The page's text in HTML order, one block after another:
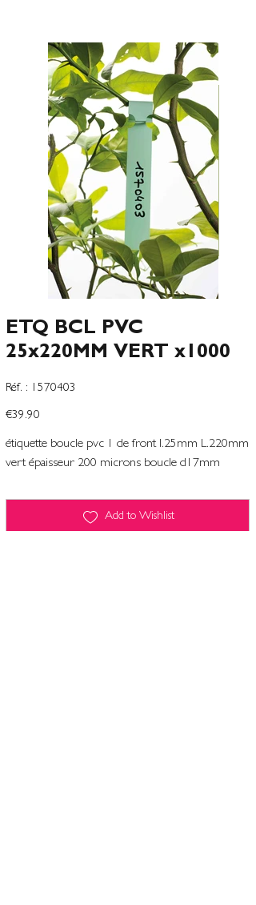
ETQ BCL PVC
25x220MM VERT x1000
Réf. :
SKU
1570403
1570403
Price
€39.90
étiquette boucle pvc 1 de front l.25mm L.220mm
vert épaisseur 200 microns boucle d17mm
Add to Wishlist